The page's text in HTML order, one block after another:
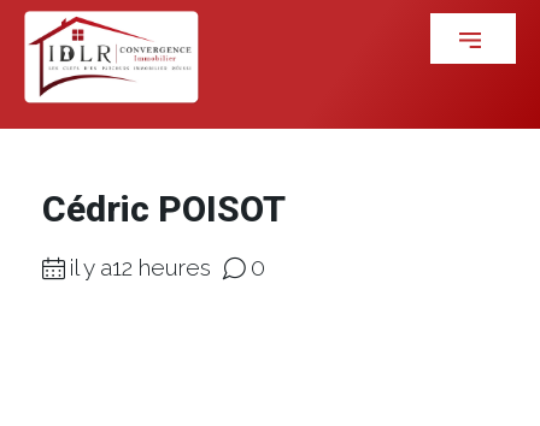
Cédric POISOT
il y a12 heures 0